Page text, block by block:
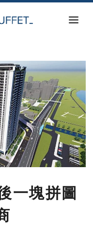
一塊拼圖